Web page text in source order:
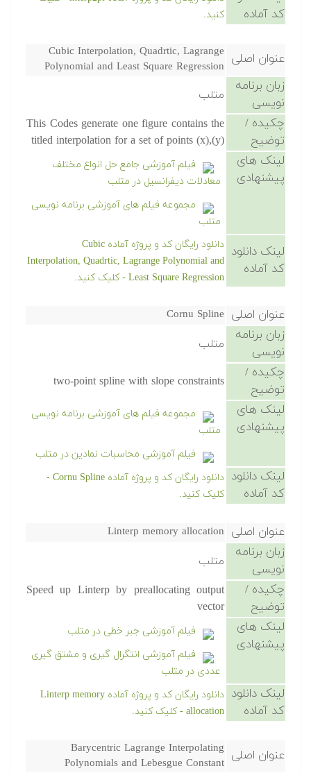
کد آماده
کنید.
عنوان اصلی Cubic Interpolation, Quadrtic, Lagrange
Polynomial and Least Square Regression
زبان برنامه
نویسی
متلب
چکیده /
توضیح
This Codes generate one figure contains the
titled interpolation for a set of points (x),(y)
لینک های
پیشنهادی
فیلم آموزشی جامع حل انواع مختلف
معادلات دیفرانسیل در متلب
مجموعه فیلم های آموزشی برنامه نویسی
متلب
لینک دانلود
کد آماده
دانلود رایگان کد و پروژه آماده Cubic
Interpolation, Quadrtic, Lagrange Polynomial and
Least Square Regression - کلیک کنید.
عنوان اصلی Cornu Spline
زبان برنامه
نویسی
متلب
چکیده /
توضیح
two-point spline with slope constraints
لینک های
پیشنهادی
مجموعه فیلم های آموزشی برنامه نویسی
متلب
فیلم آموزشی محاسبات نمادین در متلب
لینک دانلود
کد آماده
دانلود رایگان کد و پروژه آماده Cornu Spline -
کلیک کنید.
عنوان اصلی Linterp memory allocation
زبان برنامه
نویسی
متلب
چکیده /
توضیح
Speed up Linterp by preallocating output
vector
لینک های
پیشنهادی
فیلم آموزشی جبر خطی در متلب
فیلم آموزشی انتگرال گیری و مشتق گیری
عددی در متلب
لینک دانلود
کد آماده
دانلود رایگان کد و پروژه آماده Linterp memory
allocation - کلیک کنید.
عنوان اصلی Barycentric Lagrange Interpolating
Polynomials and Lebesgue Constant